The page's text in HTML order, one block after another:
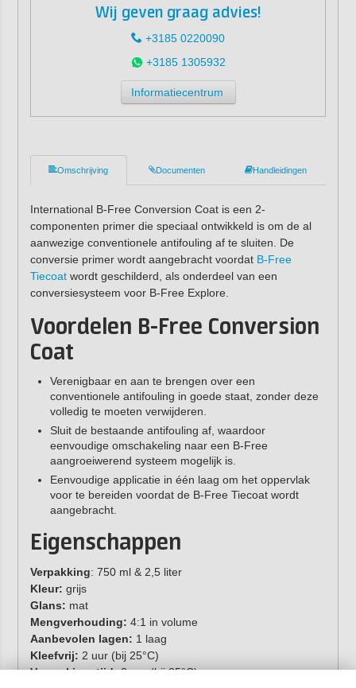
Wij geven graag advies!
+3185 0220090
+3185 1305932
Informatiecentrum
Omschrijving Documenten Handleidingen
International B-Free Conversion Coat is een 2-
componenten primer die speciaal ontwikkeld is om de al
aanwezige conventionele antifouling af te sluiten. De
conversie primer wordt aangebracht voordat B-Free
Tiecoatwordt geschilderd, als onderdeel van een
conversiesysteem voor B-Free Explore.
Voordelen B-Free Conversion
Coat
Verenigbaar en aan te brengen over een
conventionele antifouling in goede staat, zonder deze
volledig te moeten verwijderen.
Sluit de bestaande antifouling af, waardoor
eenvoudige omschakeling naar een B-Free
aangroeiwerend systeem mogelijk is.
Eenvoudige applicatie in één laag om het oppervlak
voor te bereiden voordat de B-Free Tiecoat wordt
aangebracht.
Eigenschappen
Verpakking: 750 ml & 2,5 liter
Kleur: grijs
Glans: mat
Mengverhouding: 4:1 in volume
Aanbevolen lagen: 1 laag
Kleefvrij: 2 uur (bij 25°C)
Verwerkingstijd:3 uur (bij 25°C)